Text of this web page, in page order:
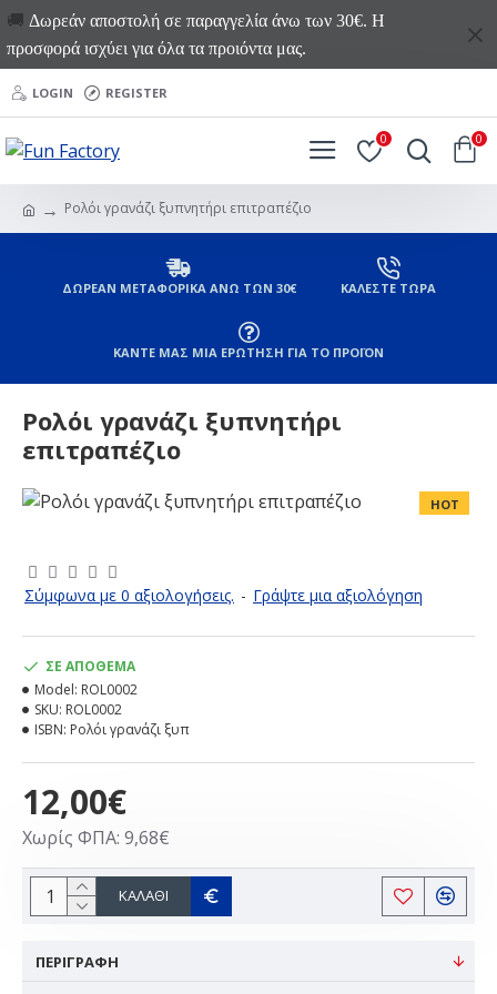
🚚 Δωρεάν αποστολή σε παραγγελία άνω των 30€. Η
προσφορά ισχύει για όλα τα προιόντα μας.
LOGIN REGISTER
0 0
Ρολόι γρανάζι ξυπνητήρι επιτραπέζιο
ΔΩΡΕΑΝ ΜΕΤΑΦΟΡΙΚΑ ΑΝΩ ΤΩΝ 30€ ΚΑΛΕΣΤΕ ΤΩΡΑ
ΚΑΝΤΕ ΜΑΣ ΜΙΑ ΕΡΩΤΗΣΗ ΓΙΑ ΤΟ ΠΡΟΪΟΝ
Ρολόι γρανάζι ξυπνητήρι
επιτραπέζιο
HOT
Σύμφωνα με 0 αξιολογήσεις. - Γράψτε μια αξιολόγηση
12,00€
Χωρίς ΦΠΑ: 9,68€
ΣΕ ΑΠΌΘΕΜΑ
Model: ROL0002
SKU: ROL0002
ISBN: Ρολόι γρανάζι ξυπ
ΚΑΛΆΘΙ
ΠΕΡΙΓΡΑΦΗ